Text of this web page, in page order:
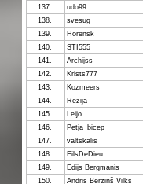
137.
udo99
138.
svesug
139.
Horensk
140.
STI555
141.
Archijss
142.
Krists777
143.
Kozmeers
144.
Rezija
145.
Leijo
146.
Petja_bicep
147.
valtskalis
148.
FilsDeDieu
149.
Edijs Bergmanis
150.
Andris Bērziņš Vilks